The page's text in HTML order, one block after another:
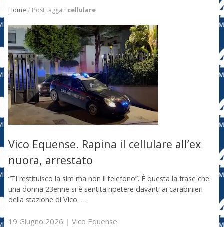
Home / Post taggati cellulare
Vico Equense. Rapina il cellulare all’ex
nuora, arrestato
“Ti restituisco la sim ma non il telefono”. È questa la frase che
una donna 23enne si è sentita ripetere davanti ai carabinieri
della stazione di Vico …
19 Giugno 2026 | Vico Equense